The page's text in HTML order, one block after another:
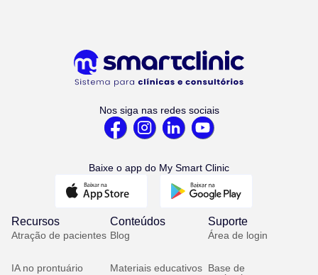
Nos siga nas redes sociais
Baixe o app do My Smart Clinic
Recursos
Atração de pacientes
IA no prontuário
Conteúdos
Blog
Materiais educativos
Suporte
Área de login
Base de